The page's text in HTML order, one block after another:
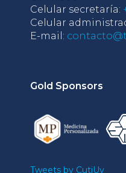
Celular secretaría:
Celular
E-mail:
Gold Sponsors
Tweets by CutiUy